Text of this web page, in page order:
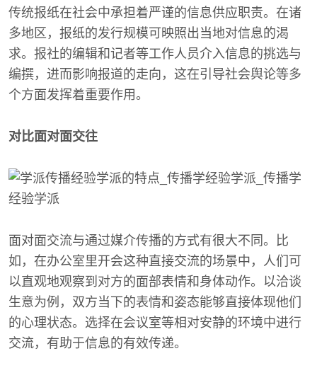
传统报纸在社会中承担着严谨的信息供应职责。在诸
多地区，报纸的发行规模可映照出当地对信息的渴
求。报社的编辑和记者等工作人员介入信息的挑选与
编撰，进而影响报道的走向，这在引导社会舆论等多
个方面发挥着重要作用。
对比面对面交往
面对面交流与通过媒介传播的方式有很大不同。比
如，在办公室里开会这种直接交流的场景中，人们可
以直观地观察到对方的面部表情和身体动作。以洽谈
生意为例，双方当下的表情和姿态能够直接体现他们
的心理状态。选择在会议室等相对安静的环境中进行
交流，有助于信息的有效传递。